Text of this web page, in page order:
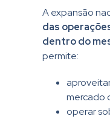
A expansão
das
dentro do
permite:
mercado
operar